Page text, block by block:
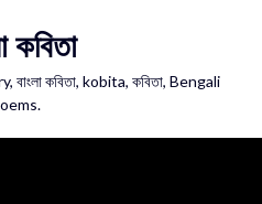
কবিতা
কবিতা, kobita, কবিতা, Bengali